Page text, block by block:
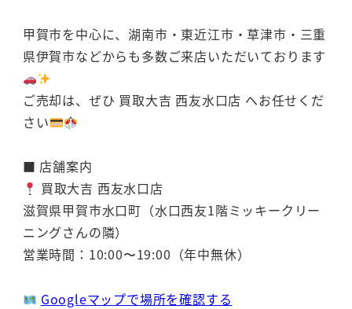
甲賀市を中心に、湖南市・東近江市・草津市・三重
県伊賀市などからも多数ご来店いただいております
ご売却は、ぜひ 買取大吉 西友水口店 へお任せくだ
さい
■ 店舗案内
買取大吉 西友水口店
滋賀県甲賀市水口町（水口西友1階ミッキークリー
ニングさんの隣）
営業時間：10:00〜19:00（年中無休）
Googleマップで場所を確認する